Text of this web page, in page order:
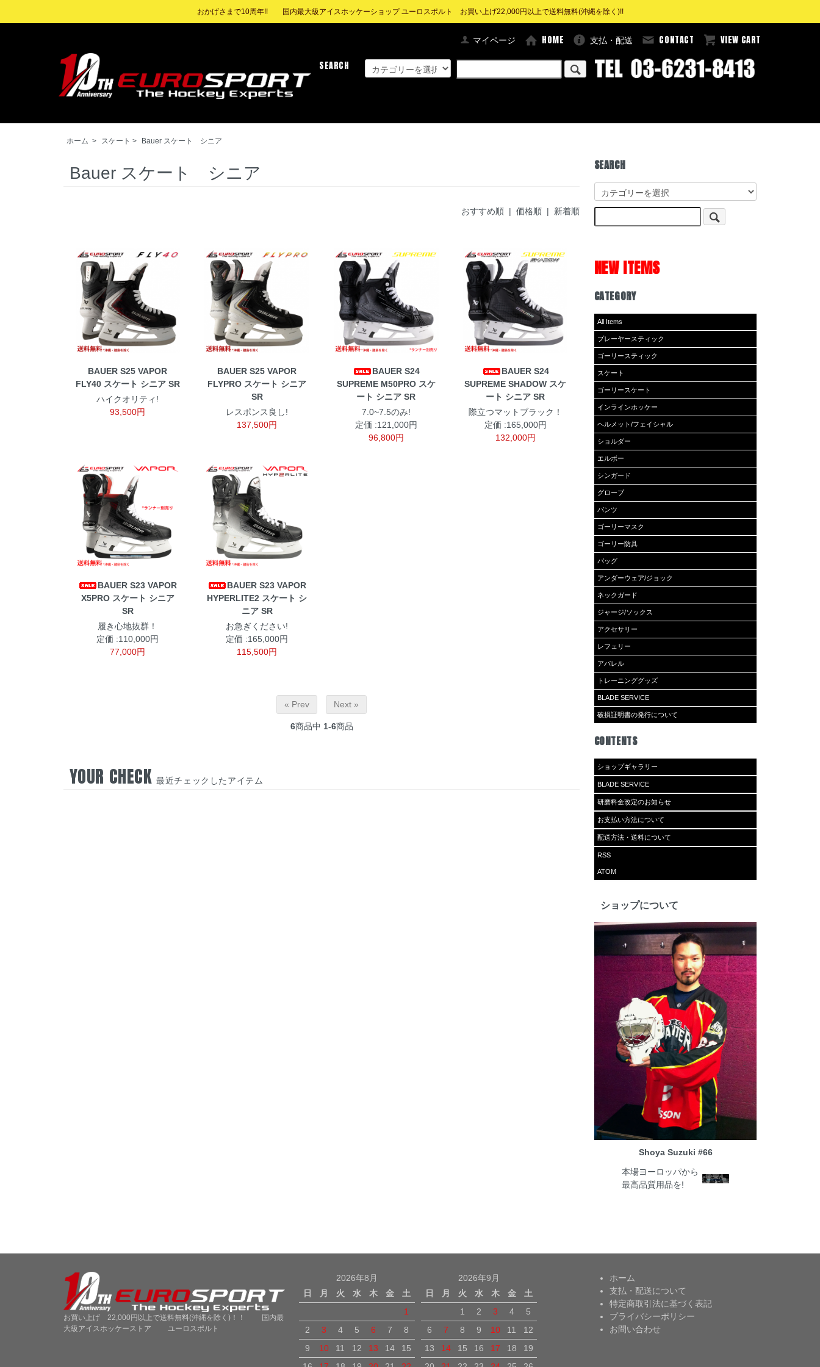
おかげさまで10周年!! 国内最大級アイスホッケーショップ ユーロスポルト お買い上げ22,000円以上で送料無料(沖縄を除く)!!
マイページ HOME 支払・配送 CONTACT VIEW CART
SEARCH
ホーム > スケート > Bauer スケート シニア
Bauer スケート シニア
おすすめ順 |価格順 | 新着順
BAUER S25 VAPOR
FLY40 スケート シニア SR
ハイクオリティ!
93,500円
BAUER S25 VAPOR
FLYPRO スケート シニア
SR
レスポンス良し!
137,500円
BAUER S24
SUPREME M50PRO スケ
ート シニア SR
7.0~7.5のみ!
定価 :121,000円
96,800円
BAUER S24
SUPREME SHADOW スケ
ート シニア SR
際立つマットブラック！
定価 :165,000円
132,000円
BAUER S23 VAPOR
X5PRO スケート シニア
SR
履き心地抜群！
定価 :110,000円
77,000円
BAUER S23 VAPOR
HYPERLITE2 スケート シ
ニア SR
お急ぎください!
定価 :165,000円
115,500円
« Prev Next »
6商品中 1-6商品
YOUR CHECK最近チェックしたアイテム
SEARCH
NEW ITEMS
CATEGORY
All Items
プレーヤースティック
ゴーリースティック
スケート
ゴーリースケート
インラインホッケー
ヘルメット/フェイシャル
ショルダー
エルボー
シンガード
グローブ
パンツ
ゴーリーマスク
ゴーリー防具
バッグ
アンダーウェア/ジョック
ネックガード
ジャージ/ソックス
アクセサリー
レフェリー
アパレル
トレーニンググッズ
BLADE SERVICE
破損証明書の発行について
CONTENTS
ショップギャラリー
BLADE SERVICE
研磨料金改定のお知らせ
お支払い方法について
配送方法・送料について
RSS
ATOM
ショップについて
Shoya Suzuki #66
本場ヨーロッパから
最高品質用品を!
お買い上げ 22,000円以上で送料無料(沖縄を除く)！！ 国内最
大級アイスホッケーストア ユーロスポルト
2026年8月
日
月 火 水 木 金
土
1
2
3 4 5 6 7
8
9
10 11 12 13 14
15
2026年9月
日
月 火 水 木 金
土
1
2 3 4
5
6
7 8 9 10 11
12
13
14 15 16 17 18
19
ホーム
支払・配送について
特定商取引法に基づく表記
プライバシーポリシー
お問い合わせ